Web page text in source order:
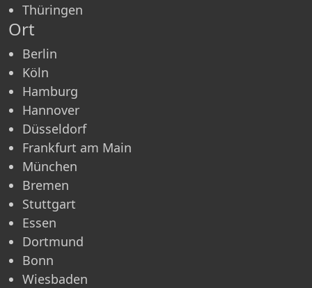
Thüringen
Ort
Berlin
Köln
Hamburg
Hannover
Düsseldorf
Frankfurt am Main
München
Bremen
Stuttgart
Essen
Dortmund
Bonn
Wiesbaden